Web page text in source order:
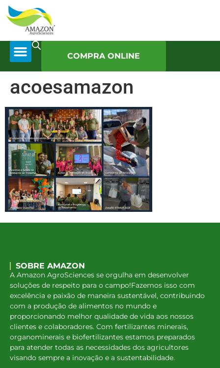
COMPRA ONLINE
acoesamazon
SOBRE AMAZON
A Amazon AgroSciences se orgulha em desenvolver
soluções de respeito para o campo!Fazemos isso com
excelência e paixão de maneira sustentável, contribuindo
com a produção de alimentos no mundo e
proporcionando melhor qualidade de vida aos nossos
clientes e colaboradores. Com fertilizantes minerais,
organominerais e biofertilizantes estamos preparados
para atender todas as necessidades dos agricultores
visando sempre a inovação e a sustentabilidade.